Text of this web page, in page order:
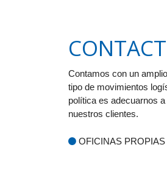
Contamos con un
tipo de movimientos
política es adecuarnos
nuestros clientes.
OFICINAS